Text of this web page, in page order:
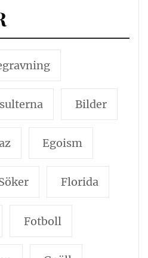
Bilder
Egoism
Florida
Fotboll